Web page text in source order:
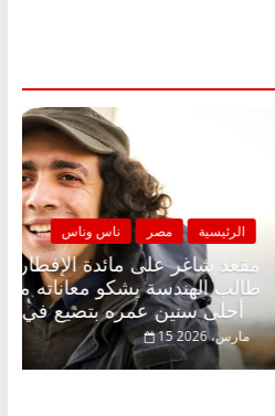
طالب
أحلى سنين عمره بتضيع في السجن
بلا زينة رمضان.. د.
في انتظار حلم